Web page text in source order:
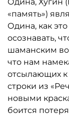
«память»)
Одина, как
осознавать,
шаманским
что нам
отсылающих к
строки из
новыми
боится